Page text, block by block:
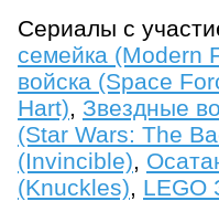
Сериалы с
семейка (Modern
войска (Space
Hart), Звездные
(Star Wars: The
(Invincible),
(Knuckles), LEGO